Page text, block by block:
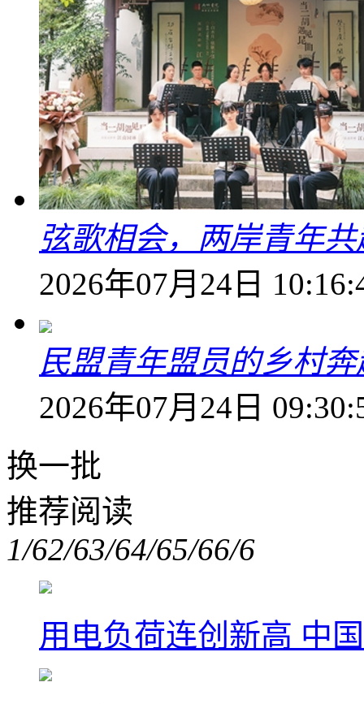
弦歌相会，两岸青年
2026年07月24日
民盟青年盟员的乡村
2026年07月24日
换一批
推荐阅读
1/62/63/64/65/66/6
用电负荷连创新高 中